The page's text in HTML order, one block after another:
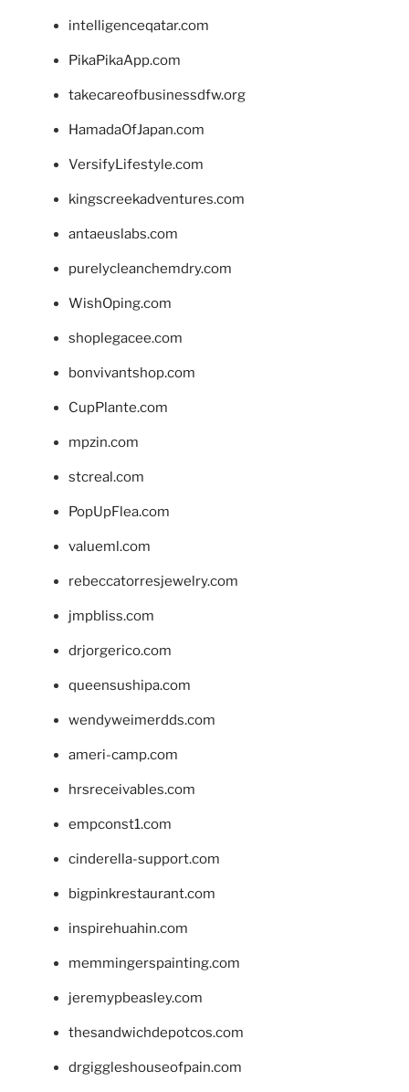
intelligenceqatar.com
PikaPikaApp.com
takecareofbusinessdfw.org
HamadaOfJapan.com
VersifyLifestyle.com
kingscreekadventures.com
antaeuslabs.com
purelycleanchemdry.com
WishOping.com
shoplegacee.com
bonvivantshop.com
CupPlante.com
mpzin.com
stcreal.com
PopUpFlea.com
valueml.com
rebeccatorresjewelry.com
jmpbliss.com
drjorgerico.com
queensushipa.com
wendyweimerdds.com
ameri-camp.com
hrsreceivables.com
empconst1.com
cinderella-support.com
bigpinkrestaurant.com
inspirehuahin.com
memmingerspainting.com
jeremypbeasley.com
thesandwichdepotcos.com
drgiggleshouseofpain.com